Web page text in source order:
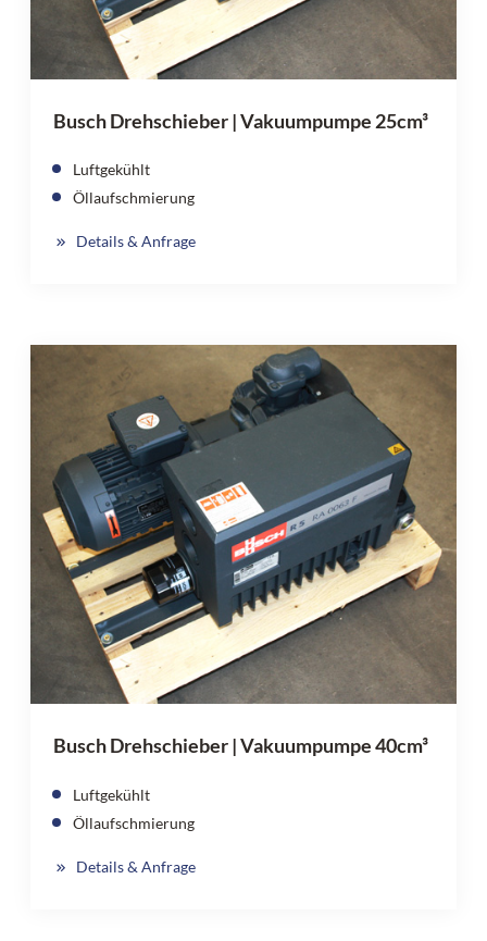
Busch Drehschieber | Vakuumpumpe 25cm³
Luftgekühlt
Öllaufschmierung
Details & Anfrage
Busch Drehschieber | Vakuumpumpe 40cm³
Luftgekühlt
Öllaufschmierung
Details & Anfrage